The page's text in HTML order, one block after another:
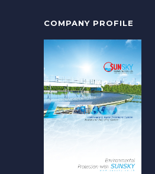
COMPANY PROFILE